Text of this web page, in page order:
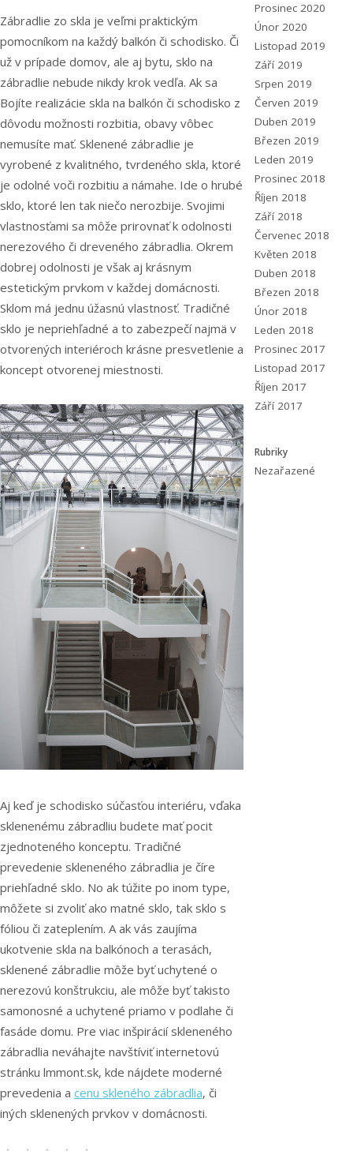
Zábradlie zo skla je veľmi praktickým
pomocníkom na každý balkón či schodisko. Či
už v prípade domov, ale aj bytu, sklo na
zábradlie nebude nikdy krok vedľa. Ak sa
Bojíte realizácie skla na balkón či schodisko z
dôvodu možnosti rozbitia, obavy vôbec
nemusíte mať. Sklenené zábradlie je
vyrobené z kvalitného, tvrdeného skla, ktoré
je odolné voči rozbitiu a námahe. Ide o hrubé
sklo, ktoré len tak niečo nerozbije. Svojimi
vlastnosťami sa môže prirovnať k odolnosti
nerezového či dreveného zábradlia. Okrem
dobrej odolnosti je však aj krásnym
estetickým prvkom v každej domácnosti.
Sklom má jednu úžasnú vlastnosť. Tradičné
sklo je nepriehľadné a to zabezpečí najmä v
otvorených interiéroch krásne presvetlenie a
koncept otvorenej miestnosti.
Aj keď je schodisko súčasťou interiéru, vďaka
sklenenému zábradliu budete mať pocit
zjednoteného konceptu. Tradičné
prevedenie skleneného zábradlia je číre
priehľadné sklo. No ak túžite po inom type,
môžete si zvoliť ako matné sklo, tak sklo s
fóliou či zateplením. A ak vás zaujíma
ukotvenie skla na balkónoch a terasách,
sklenené zábradlie môže byť uchytené o
nerezovú konštrukciu, ale môže byť takisto
samonosné a uchytené priamo v podlahe či
fasáde domu. Pre viac inšpiráciískleneného
zábradlia neváhajte navštíviť internetovú
stránku lmmont.sk, kde nájdete moderné
prevedenia a cenu skleného zábradlia, či
iných sklenených prvkov v domácnosti.
Prosinec 2020
Únor 2020
Listopad 2019
Září 2019
Srpen 2019
Červen 2019
Duben 2019
Březen 2019
Leden 2019
Prosinec 2018
Říjen 2018
Září 2018
Červenec 2018
Květen 2018
Duben 2018
Březen 2018
Únor 2018
Leden 2018
Prosinec 2017
Listopad 2017
Říjen 2017
Září 2017
Rubriky
Nezařazené